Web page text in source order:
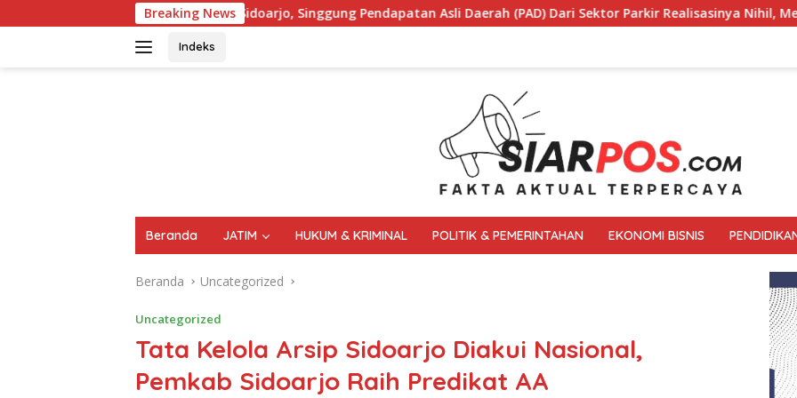
ke
Breaking News
Sidoarjo, Singgung Pendapatan Asli Daerah (PAD) Dari Sektor Parkir Realisasinya Nihil, Meminta Bupati Melakukan
Indeks
Beranda JATIM HUKUM & KRIMINAL POLITIK & PEMERINTAHAN EKONOMI BISNIS
Beranda Uncategorized
Uncategorized
Tata Kelola Arsip Sidoarjo Diakui Nasional,
Pemkab Sidoarjo Raih Predikat AA